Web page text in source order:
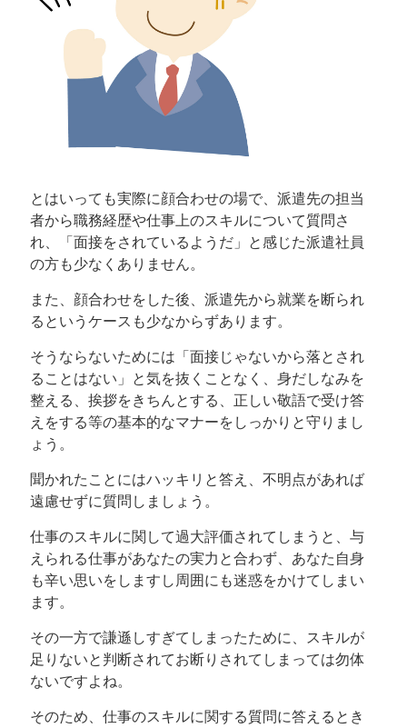
とはいっても実際に顔合わせの場で、派遣先の担当
者から職務経歴や仕事上のスキルについて質問さ
れ、「面接をされているようだ」と感じた派遣社員
の方も少なくありません。
また、顔合わせをした後、派遣先から就業を断られ
るというケースも少なからずあります。
そうならないためには「面接じゃないから落とされ
ることはない」と気を抜くことなく、身だしなみを
整える、挨拶をきちんとする、正しい敬語で受け答
えをする等の基本的なマナーをしっかりと守りまし
ょう。
聞かれたことにはハッキリと答え、不明点があれば
遠慮せずに質問しましょう。
仕事のスキルに関して過大評価されてしまうと、与
えられる仕事があなたの実力と合わず、あなた自身
も辛い思いをしますし周囲にも迷惑をかけてしまい
ます。
その一方で謙遜しすぎてしまったために、スキルが
足りないと判断されてお断りされてしまっては勿体
ないですよね。
そのため、仕事のスキルに関する質問に答えるとき